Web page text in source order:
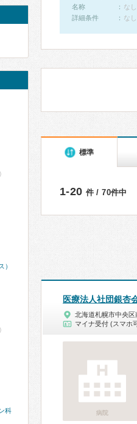
名称
なし
詳細条件
な
標準
1-20 件 / 70件中
医療法人社団銀杏
北海道札幌市中央区
マイナ受付 (スマホ
病院
）
科